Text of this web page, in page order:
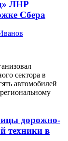
ЛНР
Сбера
сектора в
автомобилей
дорожно-
техники в